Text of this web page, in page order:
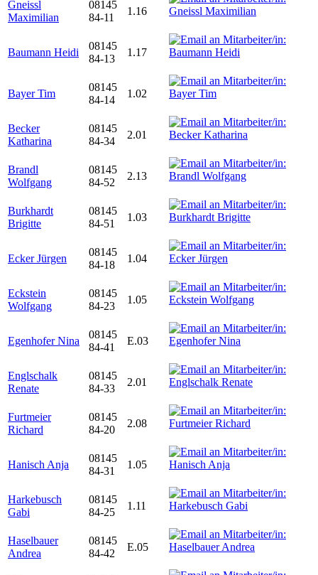
Gneissl
Maximilian
08145
84-11
1.16
Baumann Heidi
08145
84-13
1.17
Bayer Tim
08145
84-14
1.02
Becker
Katharina
08145
84-34
2.01
Brandl
Wolfgang
08145
84-52
2.13
Burkhardt
Brigitte
08145
84-51
1.03
Ecker Jürgen
08145
84-18
1.04
Eckstein
Wolfgang
08145
84-23
1.05
Egenhofer Nina
08145
84-41
E.03
Englschalk
Renate
08145
84-33
2.01
Furtmeier
Richard
08145
84-20
2.08
Hanisch Anja
08145
84-31
1.05
Harkebusch
Gabi
08145
84-25
1.11
Haselbauer
Andrea
08145
84-42
E.05